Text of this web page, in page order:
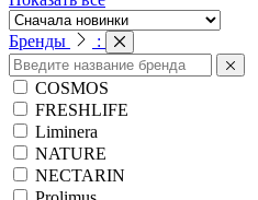
Бренды :
COSMOS
FRESHLIFE
Liminera
NATURE
NECTARIN